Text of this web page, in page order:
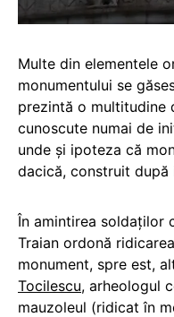
Multe din elementele
monumentului se
prezintă o multitudine
cunoscute numai de
unde şi ipoteza că
dacică, construit după
În amintirea soldaţilor
Traian ordonă
monument, spre est,
Tocilescu, arheologul
mauzoleul (ridicat în